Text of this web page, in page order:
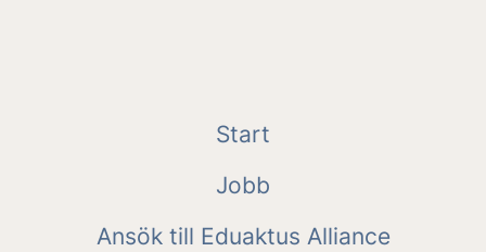
Start
Jobb
Ansök till Eduaktus Alliance